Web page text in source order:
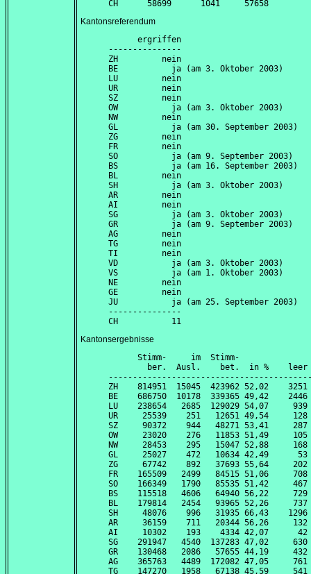
Kantonsreferendum
      ergriffen
---------------
ZH         nein
BE           ja (am 3. Oktober 2003)
LU         nein
UR         nein
SZ         nein
OW           ja (am 3. Oktober 2003)
NW         nein
GL           ja (am 30. September 2003)
ZG         nein
FR         nein
SO           ja (am 9. September 2003)
BS           ja (am 16. September 2003)
BL         nein
SH           ja (am 3. Oktober 2003)
AR         nein
AI         nein
SG           ja (am 3. Oktober 2003)
GR           ja (am 9. September 2003)
AG         nein
TG         nein
TI         nein
VD           ja (am 3. Oktober 2003)
VS           ja (am 1. Oktober 2003)
NE         nein
GE         nein
JU           ja (am 25. September 2003)
---------------
Kantonsergebnisse
Stimm-     im  Stimm-
ber.  Ausl.    bet.  in %
ZH    814951  15045  423962 52,02
BE    686750  10178  339365 49,42
LU    238654   2685  129029 54,07
UR     25539    251   12651 49,54
SZ     90372    944   48271 53,41
OW     23020    276   11853 51,49
NW     28453    295   15047 52,88
GL     25027    472   10634 42,49
ZG     67742    892   37693 55,64
FR    165509   2499   84515 51,06
SO    166349   1790   85535 51,42
BS    115518   4606   64940 56,22
BL    179814   2454   93965 52,26
SH     48076    996   31935 66,43
AR     36159    711   20344 56,26
AI     10302    193    4334 42,07
SG    291947   4540  137283 47,02
GR    130468   2086   57655 44,19
AG    365763   4489  172082 47,05
TG    147270   1958   67138 45,59